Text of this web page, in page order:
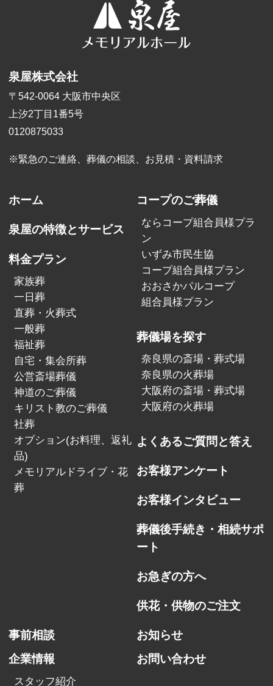
泉屋株式会社
〒542-0064 大阪市中央区
上汐2丁目1番5号
0120875033
※緊急のご連絡、葬儀の相談、 お見積・資料請求
ホーム
泉屋の特徴とサービス
料金プラン
家族葬
一日葬
直葬・火葬式
一般葬
福祉葬
自宅・集会所葬
公営斎場葬儀
神道のご葬儀
キリスト教のご葬儀
社葬
オプション(お料理、返礼
品)
メモリアルドライブ・花
葬
コープのご葬儀
ならコープ組合員様プラ
ン
いずみ市民生協
コープ組合員様プラン
おおさかパルコープ
組合員様プラン
葬儀場を探す
奈良県の斎場・葬式場
奈良県の火葬場
大阪府の斎場・葬式場
大阪府の火葬場
よくあるご質問と答え
お客様アンケート
お客様インタビュー
葬儀後手続き・相続サポ
ート
お急ぎの方へ
供花・供物のご注文
事前相談
お知らせ
企業情報
スタッフ紹介
お問い合わせ